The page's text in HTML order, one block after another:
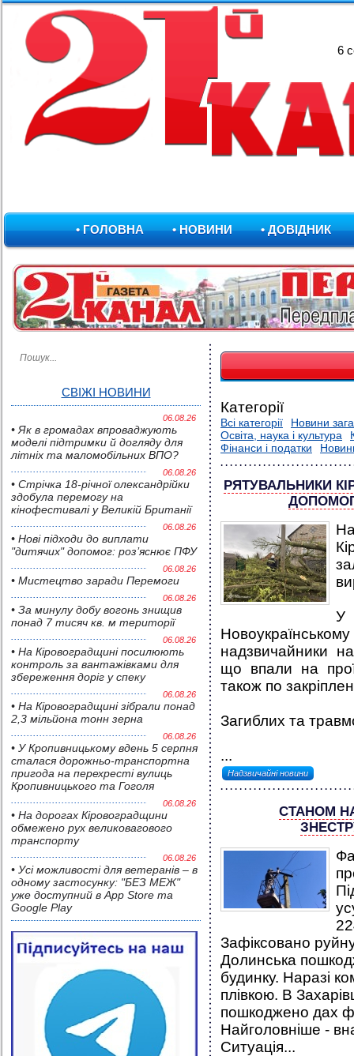
6
• ГОЛОВНА • НОВИНИ • ДОВІДНИК
СВІЖІ НОВИНИ
06.08.26
• Як в громадах впроваджують
моделі підтримки й догляду для
літніх та маломобільних ВПО?
06.08.26
• Стрічка 18-річної олександрійки
здобула перемогу на
кінофестивалі у Великій Британії
06.08.26
• Нові підходи до виплати
"дитячих" допомог: роз’яснює ПФУ
06.08.26
• Мистецтво заради Перемоги
06.08.26
• За минулу добу вогонь знищив
понад 7 тисяч кв. м території
06.08.26
• На Кіровоградщині посилюють
контроль за вантажівками для
збереження доріг у спеку
06.08.26
• На Кіровоградщині зібрали понад
2,3 мільйона тонн зерна
06.08.26
• У Кропивницькому вдень 5 серпня
сталася дорожньо-транспортна
пригода на перехресті вулиць
Кропивницького та Гоголя
06.08.26
• На дорогах Кіровоградщини
обмежено рух великовагового
транспорту
06.08.26
• Усі можливості для ветеранів – в
одному застосунку: "БЕЗ МЕЖ"
уже доступний в App Store та
Google Play
Категорії
Всі категорії
Новини
Освіта, наука і культура
Фінанси і податки
РЯТУВАЛЬНИКИ
У
надзвичайники
що впали на
також по
Загиблих та
...
Надзвичайні новини
СТАНОМ
Зафіксовано
Долинська
будинку. Наразі
плівкою. В
пошкоджено дах
Найголовніше -
Ситуація...